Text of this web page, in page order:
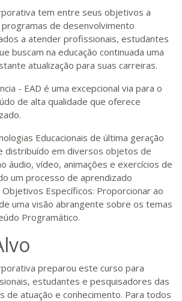
tem entre seus objetivos a
de desenvolvimento
a atender profissionais, estudantes
buscam na educação continuada uma
atualização para suas carreiras.
- EAD é uma excepcional via para o
de alta qualidade que oferece
Educacionais de última geração
distribuído em diversos objetos de
áudio, vídeo, animações e exercícios de
um processo de aprendizado
Específicos: Proporcionar ao
uma visão abrangente sobre os temas
Programático.
preparou este curso para
estudantes e pesquisadores das
de atuação e conhecimento. Para todos